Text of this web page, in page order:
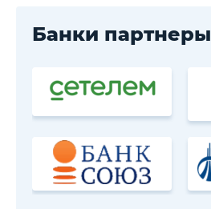
Банки партнеры